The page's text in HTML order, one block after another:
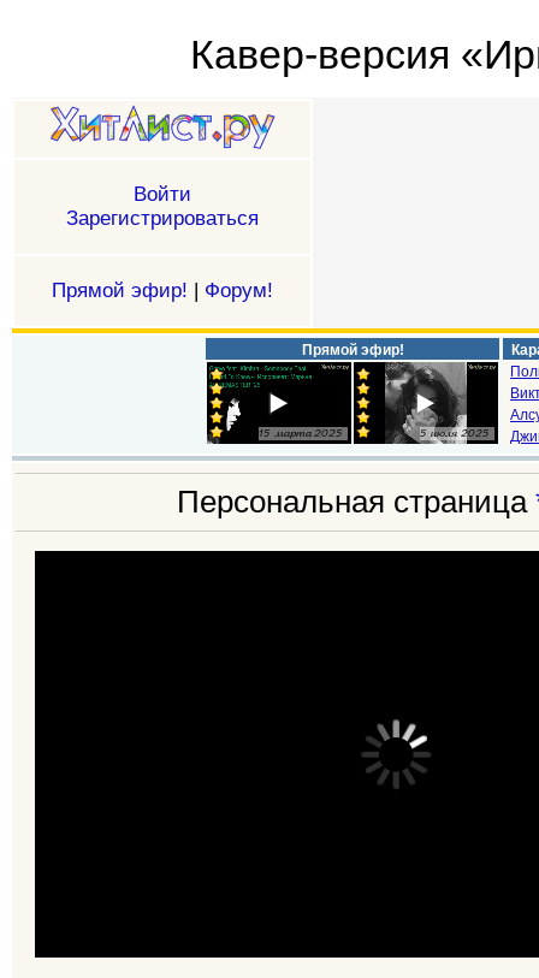
Кавер-версия
Войти
Зарегистрироваться
Прямой эфир! | Форум!
Прямой эфир!
Персональная страница